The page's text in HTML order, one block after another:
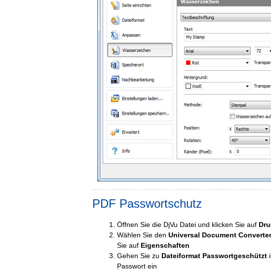
PDF Passwortschutz
Öffnen Sie die DjVu Datei und klicken Sie auf
Wählen Sie den Universal Document Converter
Sie auf Eigenschaften
Gehen Sie zu Dateiformat Passwortgeschützt
Passwort ein